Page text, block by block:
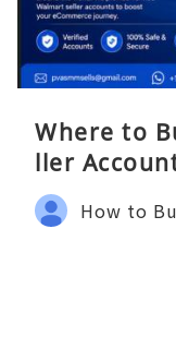
Where to
ller
How to